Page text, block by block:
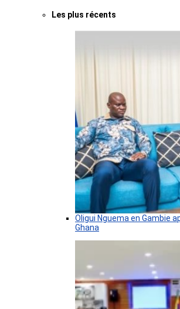
Les plus récents
Oligui Nguema en Gambie
Ghana